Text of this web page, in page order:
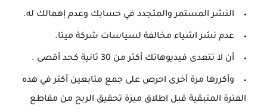
النشر المستمر والمتجدد في حسابك وعدم إهمالك له.
عدم نشر اشياء مخالفة لسياسات شركة ميتا.
أن لا تتعدى فيديوهاتك أكثر من 30 ثانية كحد أقصى .
وأكررها مرة أخرى احرص على جمع متابعين أكثر في هذه
الفترة المتبقية قبل اطلاق ميزة تحقيق الربح من مقاطع